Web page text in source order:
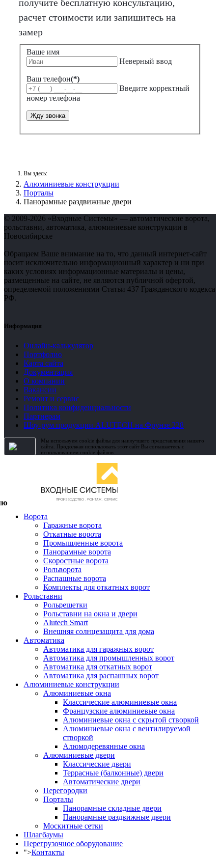
получите бесплатную консультацию,
расчет стоимости или запишитесь на
замер
Ваше имя
Неверный ввод
Ваш телефон(*)
Введите корректный
номер телефона
Жду звонка
Вы здесь:
Алюминиевые конструкции
Порталы
Панорамные раздвижные двери
© 2009-2026 «Входные Системы» — автоматические ворота,
рольставни, автоматика, алюминиевые конструкции в
Новосибирске
Обращаем Ваше внимание на то, что данный интернет-сайт
носит исключительно информационный характер и ни при
каких условиях информационные материалы и цены,
размещенные на сайте, не являются публичной офертой,
определяемой положениями Статьи 437 Гражданского кодекса
РФ.
Информация
Онлайн-калькулятор
Портфолио
Карта сайта
Документация
О компании
Вакансии
Ремонт и сервис
Политика конфиденциальности
Партнерам
Шоу-рум продукции ALUTECH на Фрунзе 228
Мы используем cookie файлы для наилучшего представления нашего
сайта. Продолжая использовать этот сайт Вы соглашаетесь с
использованием cookie файлов.
Ворота
Гаражные ворота
Откатные ворота
Промышленные ворота
Панорамные ворота
Скоростные ворота
Рольворота
Распашные ворота
Комплекты для откатных ворот
Рольставни
Рольрешетки
Рольставни на окна и двери
Alutech Smart
Внешняя солнцезащита для дома
Автоматика
Автоматика для гаражных ворот
Автоматика для промышленных ворот
Автоматика для откатных ворот
Автоматика для распашных ворот
Алюминиевые конструкции
Алюминиевые окна
Классические алюминиевые окна
Французские алюминиевые окна
Алюминиевые окна с скрытой створкой
Алюминиевые окна с вентилируемой
створкой
Алюмодеревянные окна
Алюминиевые двери
Классические двери
Террасные (балконные) двери
Автоматические двери
Перегородки
Порталы
Панорамные складные двери
Панорамные раздвижные двери
Москитные сетки
Шлагбаумы
Перегрузочное оборудование
">Контакты